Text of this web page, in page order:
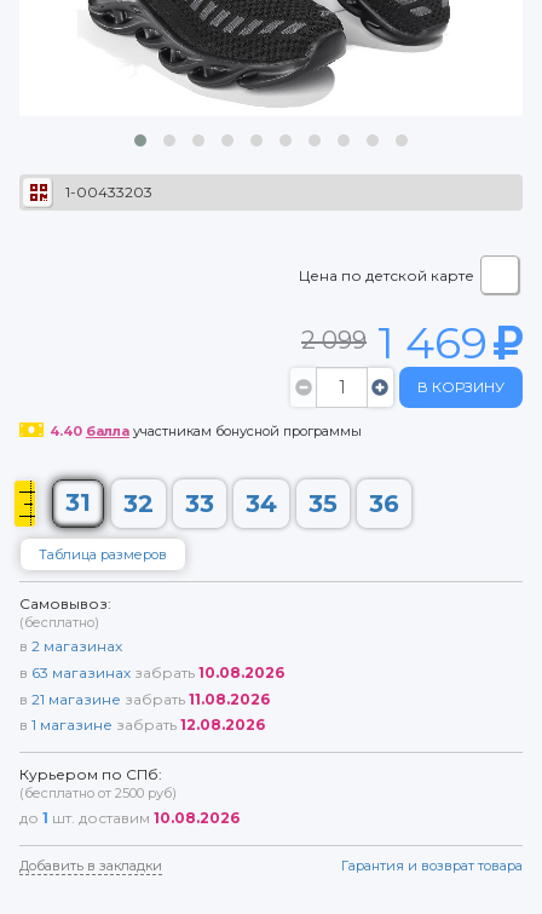
1-00433203
Цена по детской карте
2 099 1 469
В КОРЗИНУ
4.40 баллаучастникам бонусной программы
31 32 33 34 35 36
Таблица размеров
Самовывоз:
(бесплатно)
в 2 магазинах
в 63 магазинах забрать 10.08.2026
в 21 магазине забрать 11.08.2026
в 1 магазине забрать 12.08.2026
Курьером по СПб:
(бесплатно от 2500 руб)
до 1 шт. доставим 10.08.2026
Добавить в закладки Гарантия и возврат товара